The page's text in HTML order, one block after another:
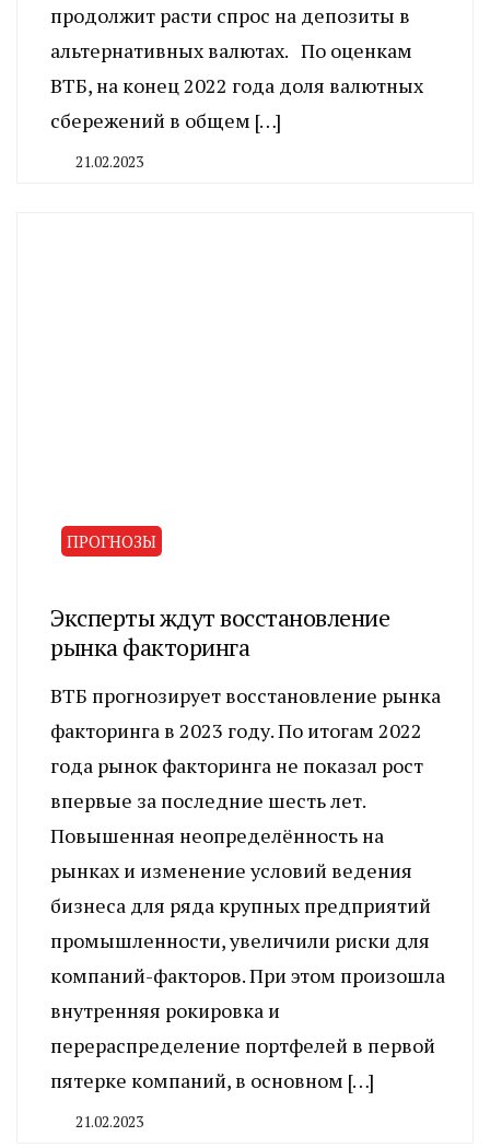
продолжит расти спрос на депозиты в
альтернативных валютах. По оценкам
ВТБ, на конец 2022 года доля валютных
сбережений в общем […]
21.02.2023
ПРОГНОЗЫ
Эксперты ждут восстановление
рынка факторинга
ВТБ прогнозирует восстановление рынка
факторинга в 2023 году. По итогам 2022
года рынок факторинга не показал рост
впервые за последние шесть лет.
Повышенная неопределённость на
рынках и изменение условий ведения
бизнеса для ряда крупных предприятий
промышленности, увеличили риски для
компаний-факторов. При этом произошла
внутренняя рокировка и
перераспределение портфелей в первой
пятерке компаний, в основном […]
21.02.2023